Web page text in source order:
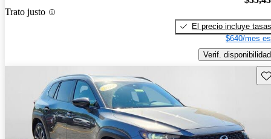
Trato justo
El precio incluye tasas
$640/mes
Verif. disponibilidad